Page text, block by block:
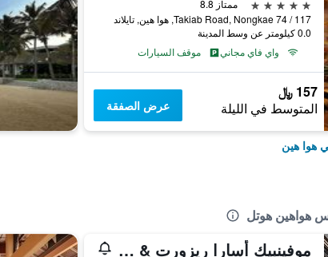
5 نجوم
ممتاز 8.8
117 / 74 Takiab Road, Nongkae, هوا هين, تايلاند
0.0 كيلومتر عن وسط المدينة
واي فاي مجاني
موقف السيارات
157 ﷼
المتوسط في الليلة عرض الصفقة
هوا هين
هواهين هوتل
موفينبيك أسارا ريزورت & سبا هوا هين